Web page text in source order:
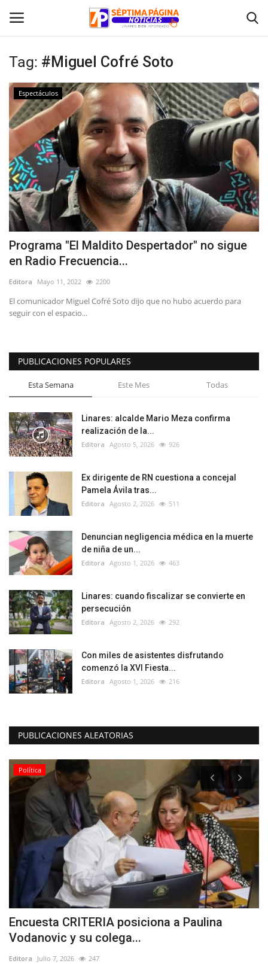
Inicio
Crónica
Policial
Tribunales
Deporte
Política
Espectáculos
Tag: #Miguel Cofré Soto
Espectáculos
Programa "El Maldito Despertador" no sigue
en Radio Frecuencia...
Editora Mayo 11, 2022 2200
El comunicador Miguel Cofré Soto dijo que no hubo acuerdo para
seguir con el espacio...
PUBLICACIONES POPULARES
Esta Semana Este Mes Todas
Linares: alcalde Mario Meza confirma
realización de la...
Editora Agosto 5, 2026 926
Ex dirigente de RN cuestiona a concejal
Pamela Ávila tras...
Editora Agosto 2, 2026 511
Denuncian negligencia médica en la muerte
de niña de un...
Editora Agosto 1, 2026 463
Linares: cuando fiscalizar se convierte en
persecución
Editora Agosto 2, 2026 292
Con miles de asistentes disfrutando
comenzó la XVI Fiesta...
Editora Agosto 1, 2026 216
PUBLICACIONES ALEATORIAS
Política
Encuesta CRITERIA posiciona a Paulina
Vodanovic y su colega...
Editora Julio 7, 2026 247